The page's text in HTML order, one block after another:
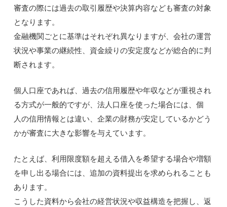
審査の際には過去の取引履歴や決算内容なども審査の対象
となります。
金融機関ごとに基準はそれぞれ異なりますが、会社の運営
状況や事業の継続性、資金繰りの安定度などが総合的に判
断されます。
個人口座であれば、過去の信用履歴や年収などが重視され
る方式が一般的ですが、法人口座を使った場合には、個
人の信用情報とは違い、企業の財務が安定しているかどう
かが審査に大きな影響を与えています。
たとえば、利用限度額を超える借入を希望する場合や増額
を申し出る場合には、追加の資料提出を求められることも
あります。
こうした資料から会社の経営状況や収益構造を把握し、返